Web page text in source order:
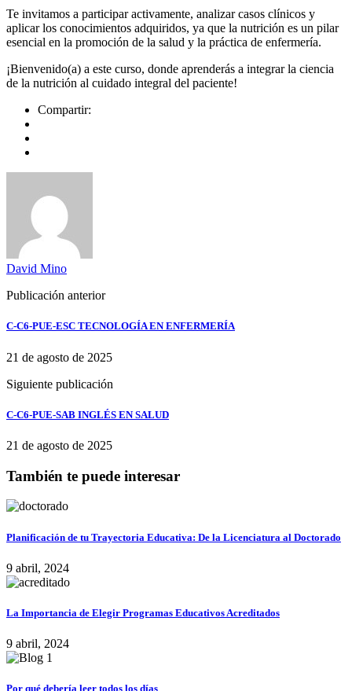
Te invitamos a participar activamente, analizar casos clínicos y
aplicar los conocimientos adquiridos, ya que la nutrición es un pilar
esencial en la promoción de la salud y la práctica de enfermería.
¡Bienvenido(a) a este curso, donde aprenderás a integrar la ciencia
de la nutrición al cuidado integral del paciente!
Compartir:
David Mino
Publicación anterior
C-C6-PUE-ESC TECNOLOGÍA EN ENFERMERÍA
21 de agosto de 2025
Siguiente publicación
C-C6-PUE-SAB INGLÉS EN SALUD
21 de agosto de 2025
También te puede interesar
Planificación de tu Trayectoria Educativa: De la Licenciatura al Doctorado
9 abril, 2024
La Importancia de Elegir Programas Educativos Acreditados
9 abril, 2024
Por qué debería leer todos los días